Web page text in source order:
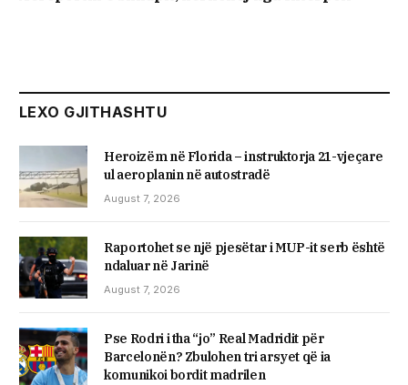
LEXO GJITHASHTU
Heroizëm në Florida – instruktorja 21-vjeçare
ul aeroplanin në autostradë
August 7, 2026
Raportohet se një pjesëtar i MUP-it serb është
ndaluar në Jarinë
August 7, 2026
Pse Rodri i tha “jo” Real Madridit për
Barcelonën? Zbulohen tri arsyet që ia
komunikoi bordit madrilen